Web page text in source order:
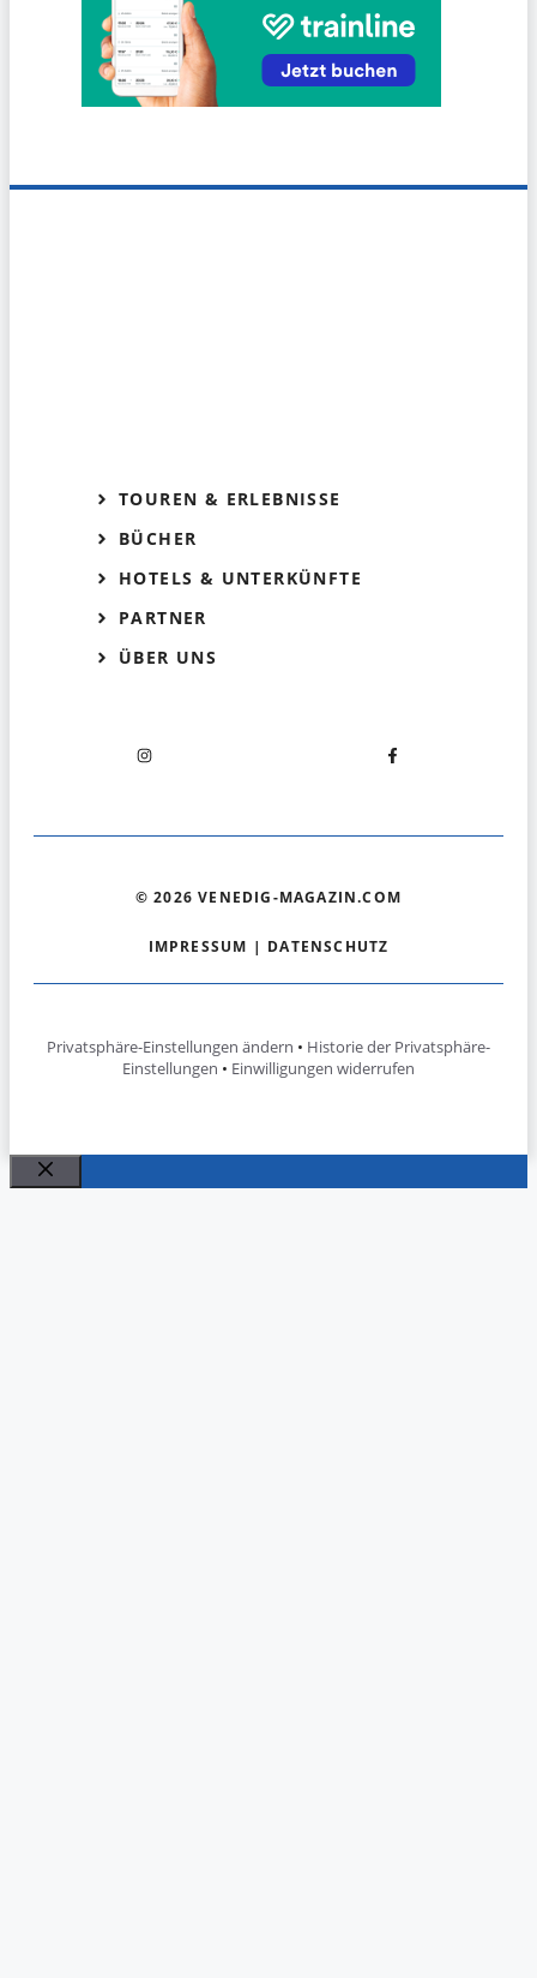
TOUREN & ERLEBNISSE
BÜCHER
HOTELS & UNTERKÜNFTE
PARTNER
ÜBER UNS
© 2026 VENEDIG-MAGAZIN.COM
IMPRESSUM | DATENSCHUTZ
Privatsphäre-Einstellungen ändern • Historie der Privatsphäre-
Einstellungen • Einwilligungen widerrufen
Schließen